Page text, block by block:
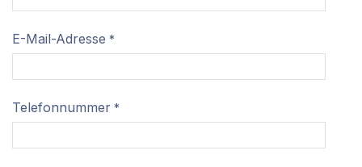
E-Mail-Adresse *
Telefonnummer *